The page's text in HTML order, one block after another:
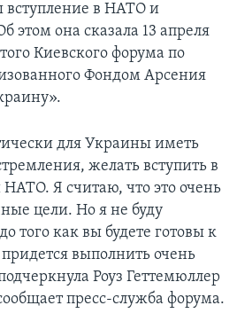
в НАТО и
этом она сказала 13 апреля
Киевского форума по
Фондом Арсения
для Украины иметь
желать вступить в
Я считаю, что это очень
цели. Но я не буду
того как вы будете готовы к
выполнить очень
Роуз Геттемюллер
пресс-служба форума.